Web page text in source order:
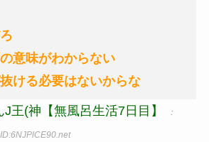
意味がわからない
ける必要はないからな
︎︎J王(神【無風呂生活7日目】 ：
ID:6NJPlCE90.net